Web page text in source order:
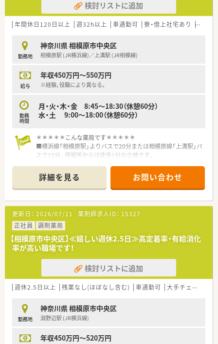
検討リストに追加
年間休日120日以上 週32h以上 車通勤可 寮・借上社宅あり 住宅
勤務地
神奈川県 相模原市中央区
相模原駅 (JR横浜線)／上溝駅 (JR相模線)
給与
年収450万円～550万円
※経験、役職により異なる。
勤務
時間
月・火・木・金 8:45～18:30（休憩60分）
水・土 9:00～18:00（休憩60分）
＊＊＊＊＊こんな薬局です＊＊＊＊＊
■横浜線「相模原駅」よりバスで20分または相模原線「上溝駅」バ
スで15分。停留所からは徒歩1分の立地です。
マイカー通勤可能！店内にはキッズスペースも完備し、広々とし
ていて明るく開放的な空間です。
■近隣クリニックより内科・皮膚科をメインに応需。1日当たり
50～60枚程度です。
＊＊＊＊＊こんな会社です＊＊＊＊＊
≪会社概要≫
■神奈川・東京都を中心に29店舗展開している会社です。
■薬局事業を中心に新薬開発、治験支援事業、薬剤師職業紹介事
業など、総合的な医療事業を展開しています。
■「患者・医師・薬局が三位一体となった医療環境づくり」を理念
薬局事業、在宅医療事業、治験支援事業など、医療関連事業を
幅広く手掛けている企業です。
■在宅栄養管理に対応可能な設備を有する大型高機能薬局や、代
替医療を取り入れた
健康管理方法を提案する薬局など、地域のニーズに適応した薬
それぞれが地域の患者様の薬物治療をサポートし、健康を支援
詳細を見る お問い合わせ
更新日： 2026/07/21 薬剤師求人ID： 15327
正社員
調剤薬局
【相模原市中央区】≪嬉しい週休2.5日≫高定着率・有給消化
率が高い職場です！
検討リストに追加
週休2.5日以上 残業なし(ほぼなし含む) 車通勤可 大手チェーン以外
勤務地
神奈川県 相模原市中央区
淵野辺駅 (JR横浜線)
年収450万円～520万円